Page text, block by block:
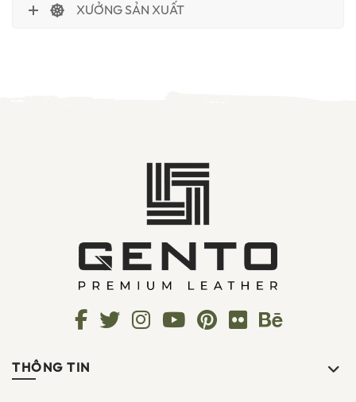
XƯỞNG SẢN XUẤT
THÔNG TIN